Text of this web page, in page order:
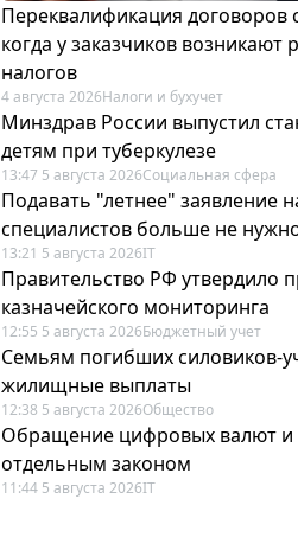
Переквалификация договоров
когда у заказчиков
налогов
4 августа 2026Налоги и бухучет
Минздрав России выпустил
детям при туберкулезе
13:47 5 августа 2026Социальная сфера
Подавать "летнее" заявление
специалистов больше не
13:21 5 августа 2026IT
Правительство РФ утвердило
казначейского мониторинга
12:55 5 августа 2026Бюджетный учет
Семьям погибших силовиков-
жилищные выплаты
12:38 5 августа 2026Общество
Обращение цифровых валют и
отдельным законом
11:44 5 августа 2026IT